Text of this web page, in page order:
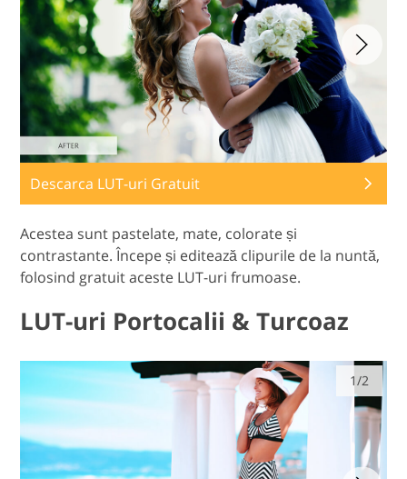
Descarca LUT-uri Gratuit
Acestea sunt pastelate, mate, colorate și
contrastante. Începe și editează clipurile de la nuntă,
folosind gratuit aceste LUT-uri frumoase.
LUT-uri Portocalii & Turcoaz
1/2